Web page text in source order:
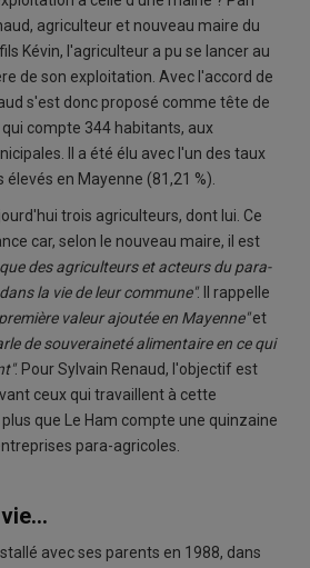
agriculteur et nouveau maire du
Kévin, l'agriculteur a pu se lancer au
de son exploitation. Avec l'accord de
s'est donc proposé comme tête de
compte 344 habitants, aux
Il a été élu avec l'un des taux
en Mayenne (81,21 %).
trois agriculteurs, dont lui. Ce
car, selon le nouveau maire, il est
des agriculteurs et acteurs du para-
la vie de leur commune". Il rappelle
valeur ajoutée en Mayenne"et
de souveraineté alimentaire en ce qui
. Pour Sylvain Renaud, l'objectif est
ceux qui travaillent à cette
que Le Ham compte une quinzaine
para-agricoles.
avec ses parents en 1988, dans